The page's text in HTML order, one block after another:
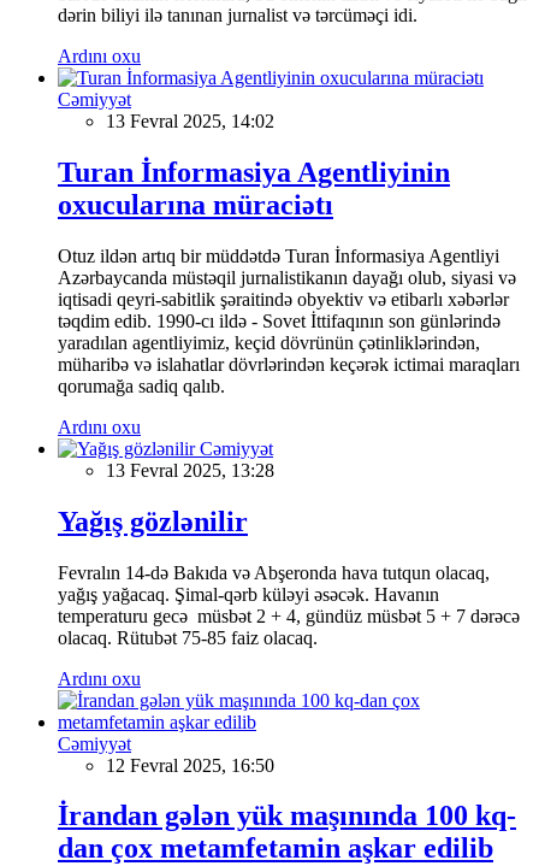
dərin biliyi ilə tanınan jurnalist və tərcüməçi idi.
Ardını oxu
Cəmiyyət
13 Fevral 2025, 14:02
Turan İnformasiya Agentliyinin
oxucularına müraciətı
Otuz ildən artıq bir müddətdə Turan İnformasiya Agentliyi
Azərbaycanda müstəqil jurnalistikanın dayağı olub, siyasi və
iqtisadi qeyri-sabitlik şəraitində obyektiv və etibarlı xəbərlər
təqdim edib. 1990-cı ildə - Sovet İttifaqının son günlərində
yaradılan agentliyimiz, keçid dövrünün çətinliklərindən,
müharibə və islahatlar dövrlərindən keçərək ictimai maraqları
qorumağa sadiq qalıb.
Ardını oxu
Cəmiyyət
13 Fevral 2025, 13:28
Yağış gözlənilir
Fevralın 14-də Bakıda və Abşeronda hava tutqun olacaq,
yağış yağacaq. Şimal-qərb küləyi əsəcək. Havanın
temperaturu gecə müsbət 2 + 4, gündüz müsbət 5 + 7 dərəcə
olacaq. Rütubət 75-85 faiz olacaq.
Ardını oxu
Cəmiyyət
12 Fevral 2025, 16:50
İrandan gələn yük maşınında 100 kq-
dan çox metamfetamin aşkar edilib